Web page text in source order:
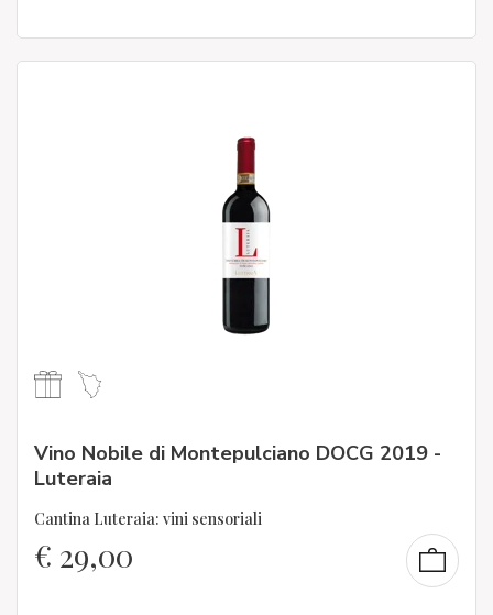
Vino Nobile di Montepulciano DOCG 2019 -
Luteraia
Cantina Luteraia: vini sensoriali
€ 29,00